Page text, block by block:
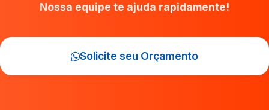
Nossa equipe te ajuda rapidamente!
Solicite seu Orçamento